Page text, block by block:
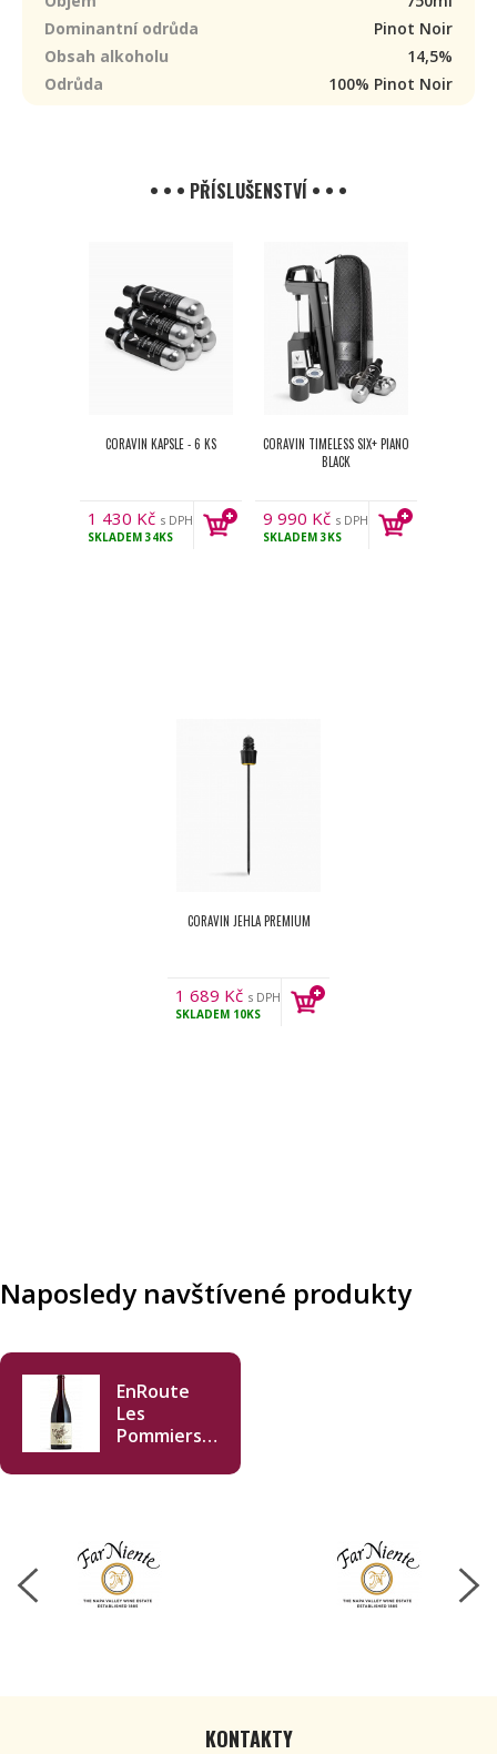
Dominantní odrůda
Pinot Noir
Obsah alkoholu
14,5%
Odrůda
100% Pinot Noir
• • • PŘÍSLUŠENSTVÍ • • •
CORAVIN KAPSLE - 6 KS
1 430 Kč s DPH
SKLADEM34KS
CORAVIN TIMELESS SIX+ PIANO
BLACK
9 990 Kč s DPH
SKLADEM3KS
CORAVIN JEHLA PREMIUM
1 689 Kč s DPH
SKLADEM 10KS
Naposledy navštívené produkty
EnRoute
Les
Pommiers
2023 750ml
KONTAKTY